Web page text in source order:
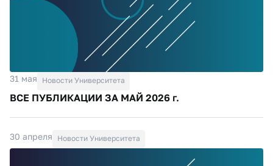
31 мая Новости Университета
ВСЕ ПУБЛИКАЦИИ ЗА МАЙ 2026 г.
30 апреля Новости Университета